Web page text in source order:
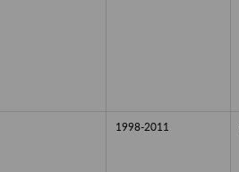
1998-2011